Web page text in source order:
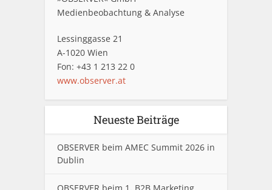
Medienbeobachtung & Analyse
Lessinggasse 21
A-1020 Wien
Fon: +43 1 213 22 0
www.observer.at
Neueste Beiträge
OBSERVER beim AMEC Summit 2026 in
Dublin